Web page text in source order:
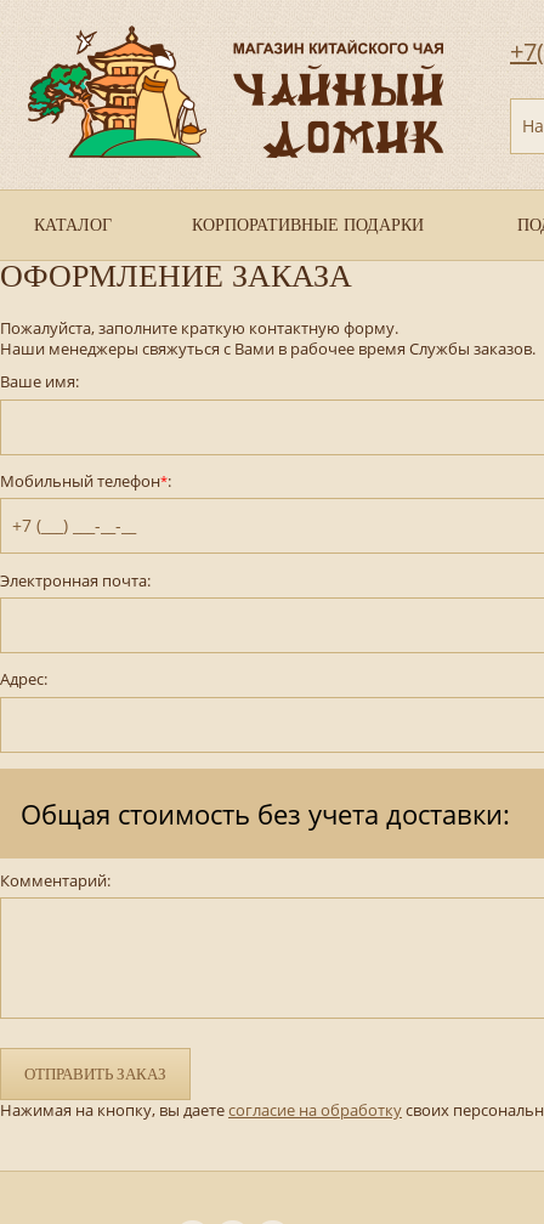
КАТАЛОГ КОРПОРАТИВНЫЕ ПОДАРКИ
ОФОРМЛЕНИЕ ЗАКАЗА
Пожалуйста, заполните краткую контактную форму.
Наши менеджеры свяжуться с Вами в рабочее время Службы заказов.
Ваше имя:
Мобильный телефон*:
+7 (___) ___-__-__
Электронная почта:
Адрес:
Общая стоимость без учета доставки:
Комментарий:
ОТПРАВИТЬ ЗАКАЗ
Нажимая на кнопку, вы даетесогласие на обработкусвоих